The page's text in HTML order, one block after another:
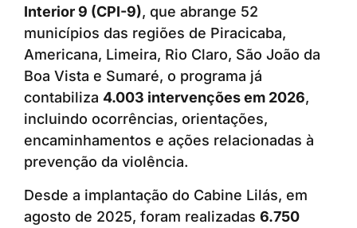
Interior 9 (CPI-9), que abrange 52
municípios das regiões de Piracicaba,
Americana, Limeira, Rio Claro, São João da
Boa Vista e Sumaré, o programa já
contabiliza 4.003 intervenções em 2026,
incluindo ocorrências, orientações,
encaminhamentos e ações relacionadas à
prevenção da violência.
Desde a implantação do Cabine Lilás, em
agosto de 2025, foram realizadas 6.750